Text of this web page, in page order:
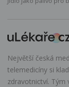
Největší česká
telemedicíny si
zdravotnictví. Tým